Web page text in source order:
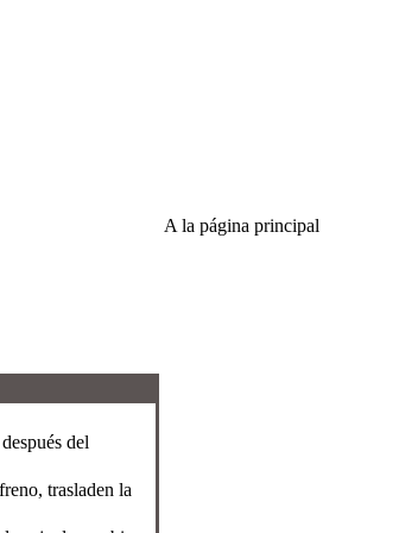
del
trasladen la
A la página principal